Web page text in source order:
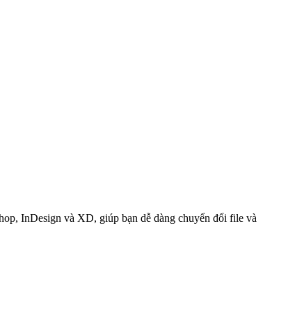
InDesign và XD, giúp bạn dễ dàng chuyển đổi file và